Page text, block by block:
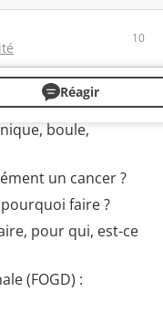
10
Réagir
boule,
un cancer ?
faire ?
pour qui, est-ce
(FOGD) :